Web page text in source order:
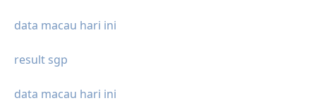
data macau hari ini
result sgp
data macau hari ini